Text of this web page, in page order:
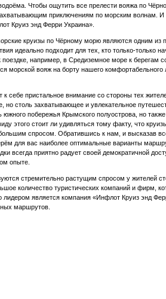
Чтобы ощутить все прелести вояжа по
приключениям по морским волнам.
Круиз энд Ферри Украина».
круизы по Чёрному морю являются одним из
идеально подходит для тех, кто только-только
например, в Средиземное море к берегам
морской вояж на борту нашего комфортабельного
пристальное внимание со стороны тех
но столь захватывающее и увлекательное
побережья Крымского полуострова, но
этого стоит ли удивляться тому факту, что
спросом. Обратившись к нам, и высказав
для вас наиболее оптимальные варианты
всегда приятно радует своей демократичной
опыте.
стремительно растущим спросом у жителей
количество туристических компаний и фирм,
лидером является компания «Инфлот Круиз энд
маршрутов.